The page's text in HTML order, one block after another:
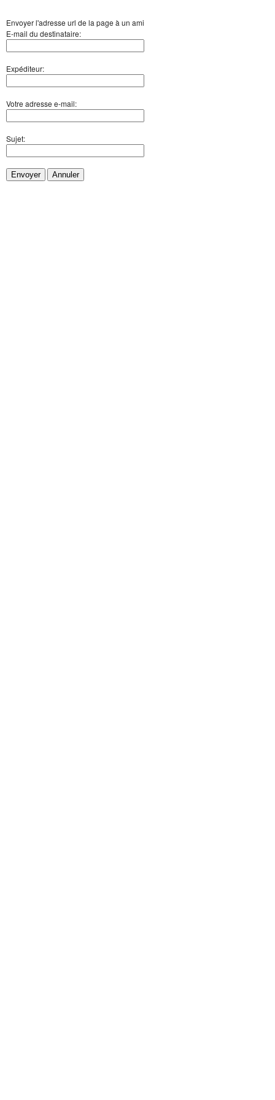
Envoyer l'adresse url de la page à un ami
E-mail du destinataire:
Expéditeur:
Votre adresse e-mail:
Sujet:
Envoyer Annuler